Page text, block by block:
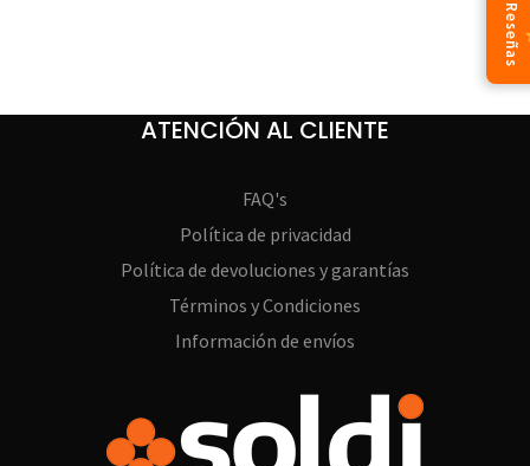
ATENCIÓN AL CLIENTE
FAQ's
Política de privacidad
Política de devoluciones y garantías
Términos y Condiciones
Información de envíos
Reseñas